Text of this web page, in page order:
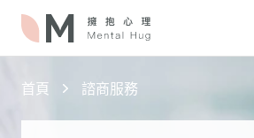
首頁 諮商服務